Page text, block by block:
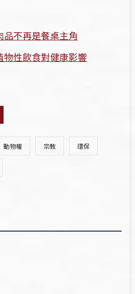
不再是餐桌主角
物性飲食對健康影響
動物權 宗教 環保